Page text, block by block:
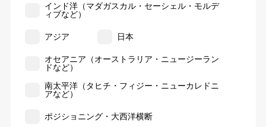
インド洋（マダガスカル・セーシェル・モルデ
ィブなど）
アジア 日本
オセアニア（オーストラリア・ニュージーラン
ドなど）
南太平洋（タヒチ・フィジー・ニューカレドニ
アなど）
ポジショニング・大西洋横断